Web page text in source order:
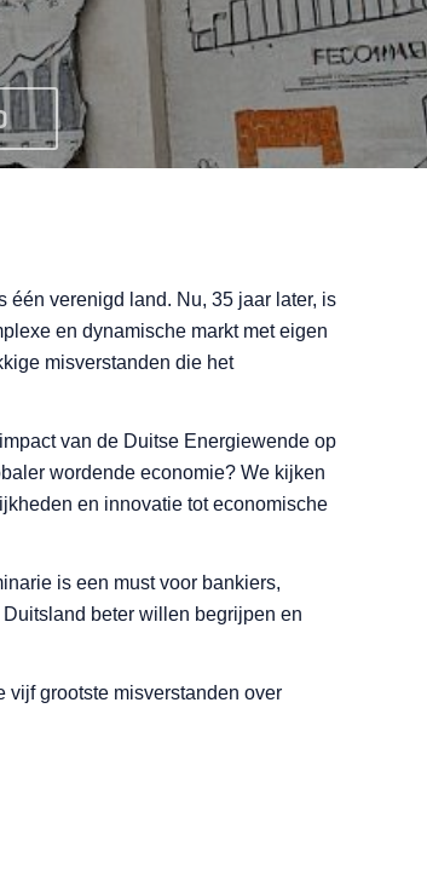
één verenigd land. Nu, 35 jaar later, is
en dynamische markt met eigen
misverstanden die het
van de Duitse Energiewende op
wordende economie? We kijken
en innovatie tot economische
is een must voor bankiers,
beter willen begrijpen en
vijf grootste misverstanden over